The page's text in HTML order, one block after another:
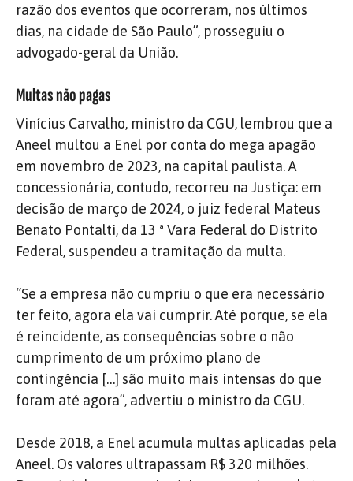
razão dos eventos que ocorreram, nos últimos
dias, na cidade de São Paulo”, prosseguiu o
advogado-geral da União.
Multas não pagas
Vinícius Carvalho, ministro da CGU, lembrou que a
Aneel multou a Enel por conta do mega apagão
em novembro de 2023, na capital paulista. A
concessionária, contudo, recorreu na Justiça: em
decisão de março de 2024, o juiz federal Mateus
Benato Pontalti, da 13 ª Vara Federal do Distrito
Federal, suspendeu a tramitação da multa.
“Se a empresa não cumpriu o que era necessário
ter feito, agora ela vai cumprir. Até porque, se ela
é reincidente, as consequências sobre o não
cumprimento de um próximo plano de
contingência […] são muito mais intensas do que
foram até agora”, advertiu o ministro da CGU.
Desde 2018, a Enel acumula multas aplicadas pela
Aneel. Os valores ultrapassam R$ 320 milhões.